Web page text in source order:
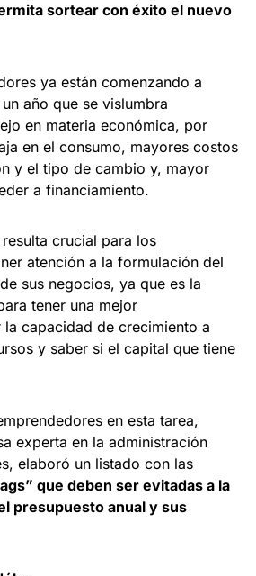
sortear con éxito el nuevo
ya están comenzando a
año que se vislumbra
en materia económica, por
en el consumo, mayores costos
y el tipo de cambio y, mayor
a financiamiento.
crucial para los
atención a la formulación del
sus negocios, ya que es la
tener una mejor
capacidad de crecimiento a
y saber si el capital que tiene
en esta tarea,
experta en la administración
elaboró un listado con las
que deben ser evitadas a la
presupuesto anual y sus